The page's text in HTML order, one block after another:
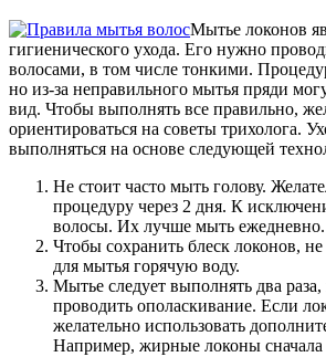
Мытье локонов
гигиенического ухода. Его нужно
волосами, в том числе тонкими.
но из-за неправильного мытья пряди
вид. Чтобы выполнять все правильно,
ориентироваться на советы трихолога.
выполняться на основе следующей
Не стоит часто мыть голову.
процедуру через 2 дня. К
волосы. Их лучше мыть ежедневно.
Чтобы сохранить блеск локонов,
для мытья горячую воду.
Мытье следует выполнять два
проводить ополаскивание. Если
желательно использовать
Например, жирные локоны сначала